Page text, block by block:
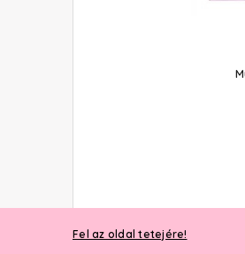
Fel az oldal tetejére!